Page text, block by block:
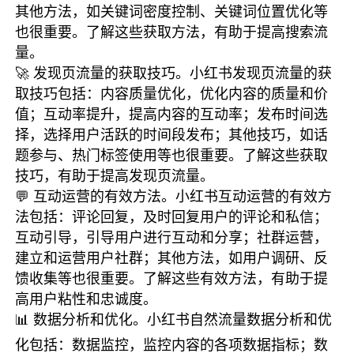
其他方法，如关键词密度控制、关键词位置优化等
也很重要。了解这些获取方法，有助于提高搜索流
量。
🚀 发现页流量的获取技巧。小红书发现页流量的获
取技巧包括：内容质量优化，优化内容的质量和价
值；互动率提升，提高内容的互动率；发布时间选
择，选择用户活跃的时间段发布；其他技巧，如话
题参与、热门标签使用等也很重要。了解这些获取
技巧，有助于提高发现页流量。
💬 互动运营的有效方法。小红书互动运营的有效方
法包括：评论回复，及时回复用户的评论和私信；
互动引导，引导用户进行互动和分享；社群运营，
建立和运营用户社群；其他方法，如用户调研、反
馈收集等也很重要。了解这些有效方法，有助于提
高用户粘性和忠诚度。
📊 数据分析和优化。小红书自然流量数据分析和优
化包括：数据监控，监控内容的各项数据指标；数